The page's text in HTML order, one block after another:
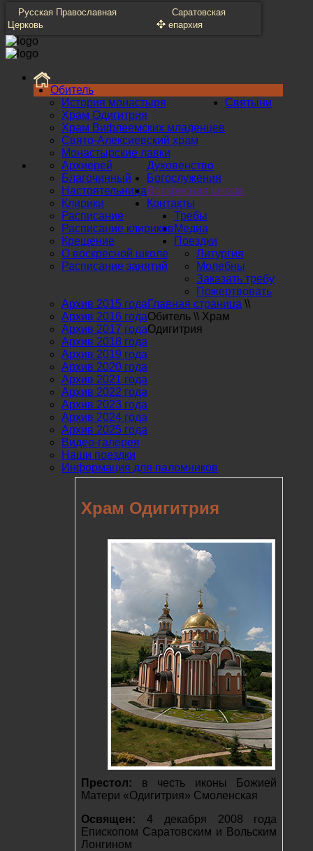
Русская Православная
Церковь
Саратовская
епархия
Обитель
История монастыря
Храм Одигитрия
Храм Вифлеемских младенцев
Свято-Алексиевский храм
Монастырские лавки
Святыни
Духовенство
Архиерей
Благочинный
Настоятельница
Клирики
Богослужения
Расписание
Расписание клириков
Крещение
Воскресная школа
О воскресной школе
Расписание занятий
Контакты
Требы
Литургия
Молебны
Заказать требу
Пожертвовать
Медиа
Архив 2015 года
Архив 2016 года
Архив 2017 года
Архив 2018 года
Архив 2019 года
Архив 2020 года
Архив 2021 года
Архив 2022 года
Архив 2023 года
Архив 2024 года
Архив 2025 года
Видео-галерея
Поездки
Наши поездки
Информация для паломников
Главная страница \\
Обитель \\ Храм
Одигитрия
Храм Одигитрия
Престол: в честь иконы Божией
Матери «Одигитрия» Смоленская
Освящен: 4 декабря 2008 года
Епископом Саратовским и Вольским
Лонгином